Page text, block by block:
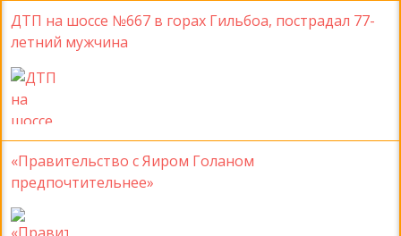
ДТП на шоссе №667 в горах Гильбоа, пострадал 77-
летний мужчина
«Правительство с Яиром Голаном
предпочтительнее»